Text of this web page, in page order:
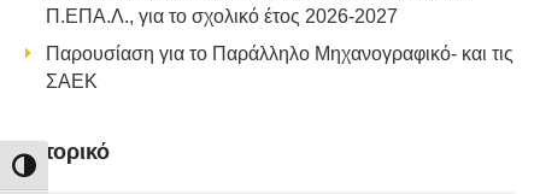
ΕΝΑΛΛΑΓΉ ΥΨΗΛΉΣ ΑΝΤΊΘΕΣΗΣ
Π.ΕΠΑ.Λ., για το σχολικό έτος 2026-2027
Παρουσίαση για το Παράλληλο Μηχανογραφικό- και τις
ΣΑΕΚ
Ιστορικό